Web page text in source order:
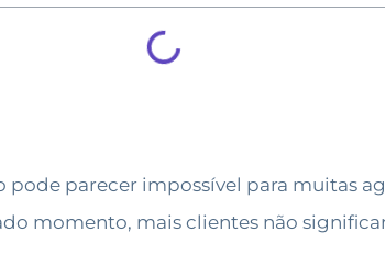
parecer impossível para muitas
momento, mais clientes não